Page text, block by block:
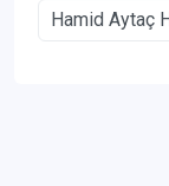
Hamid Aytaç